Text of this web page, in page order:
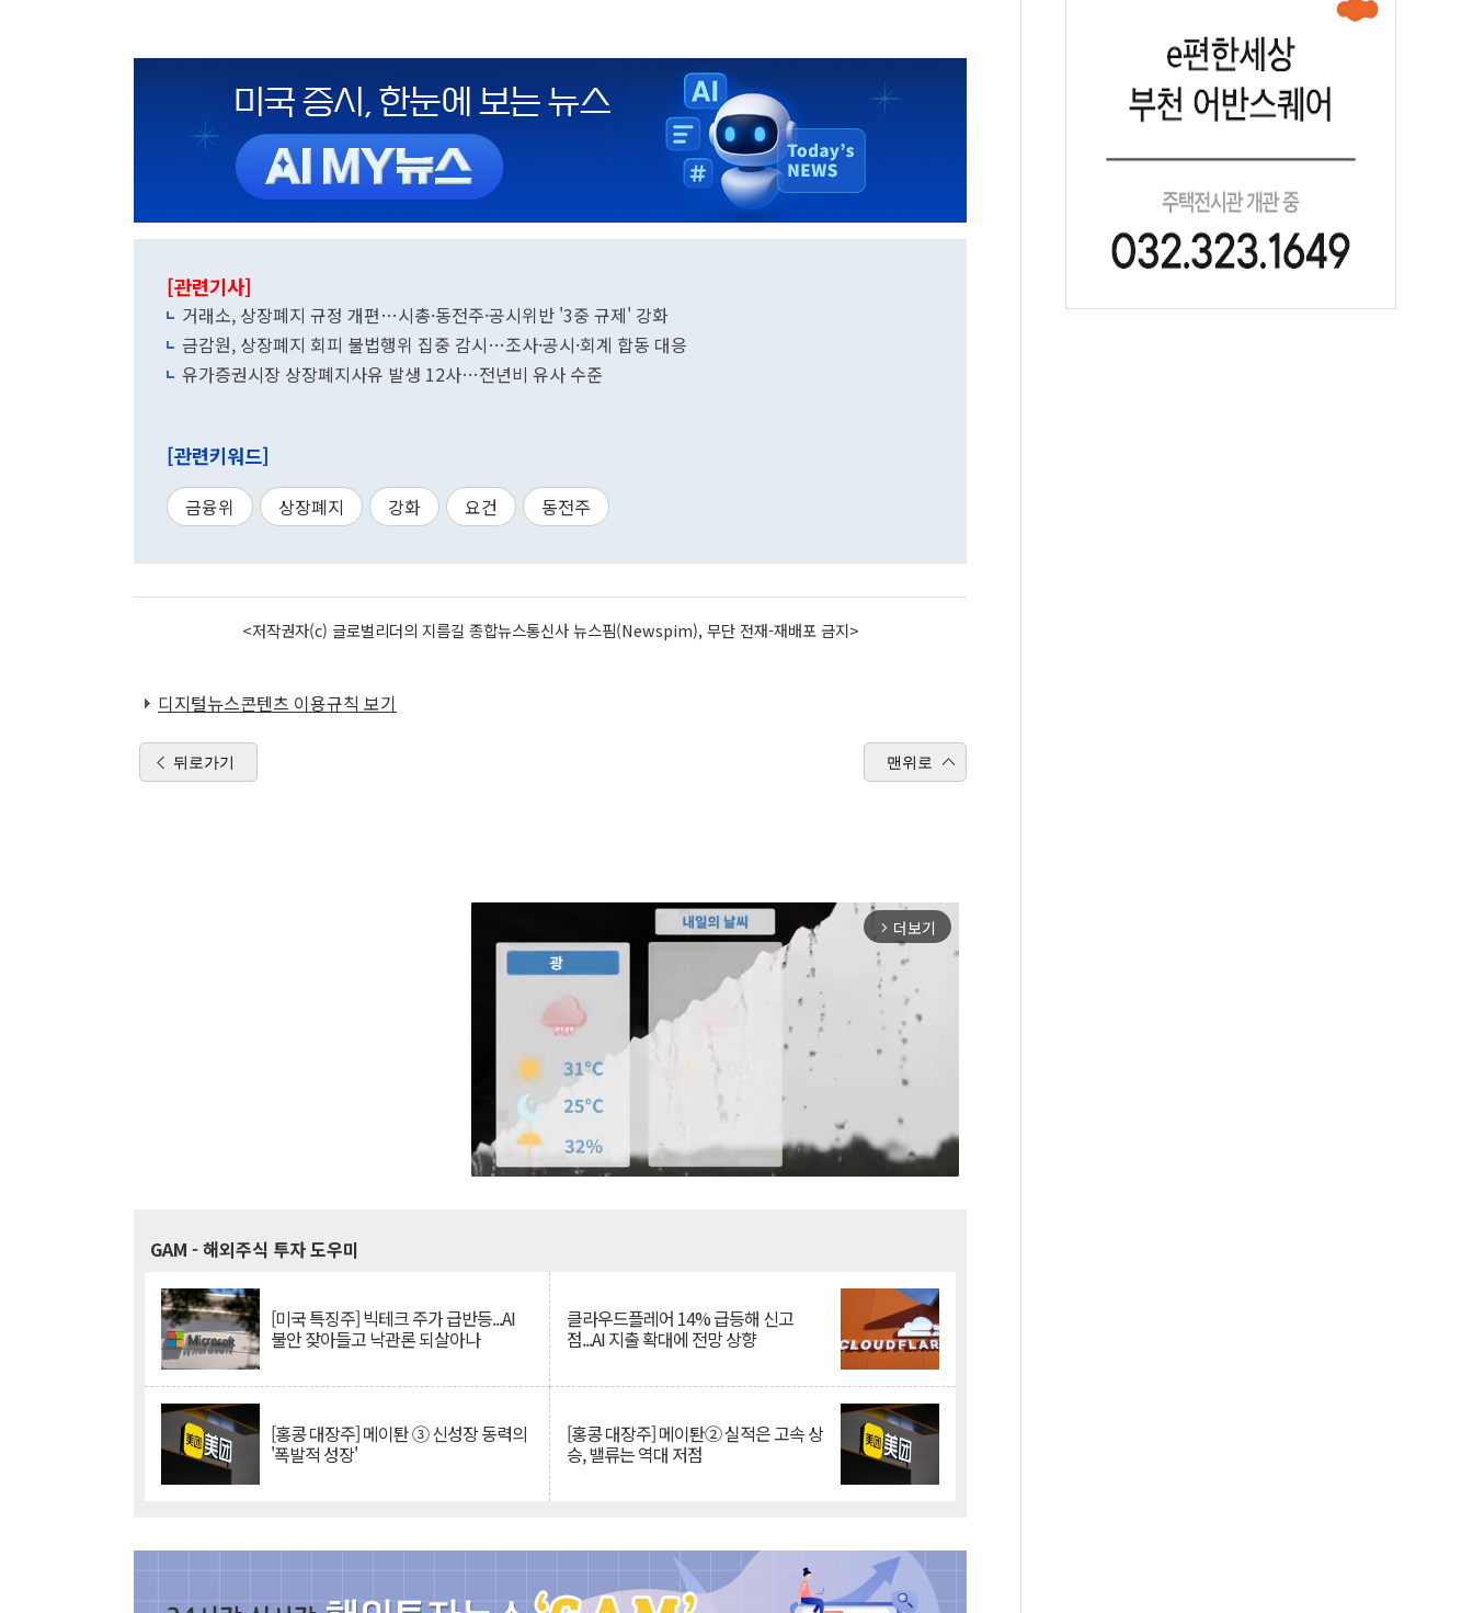
[관련기사]
거래소, 상장폐지 규정 개편…시총·동전주·공시위반 '3중 규제' 강화
금감원, 상장폐지 회피 불법행위 집중 감시…조사·공시·회계 합동 대응
유가증권시장 상장폐지사유 발생 12사…전년비 유사 수준
[관련키워드]
금융위 상장폐지 강화 요건 동전주
<저작권자(c) 글로벌리더의 지름길 종합뉴스통신사 뉴스핌(Newspim), 무단 전재-재배포 금지>
디지털뉴스콘텐츠 이용규칙 보기
뒤로가기 맨위로
arrow_forward_ios 더보기
GAM - 해외주식 투자 도우미
[미국 특징주] 빅테크 주가 급반등...AI
불안 잦아들고 낙관론 되살아나
클라우드플레어 14% 급등해 신고
점...AI 지출 확대에 전망 상향
[홍콩 대장주] 메이퇀 ③ 신성장 동력의
'폭발적 성장'
[홍콩 대장주] 메이퇀② 실적은 고속 상
승, 밸류는 역대 저점